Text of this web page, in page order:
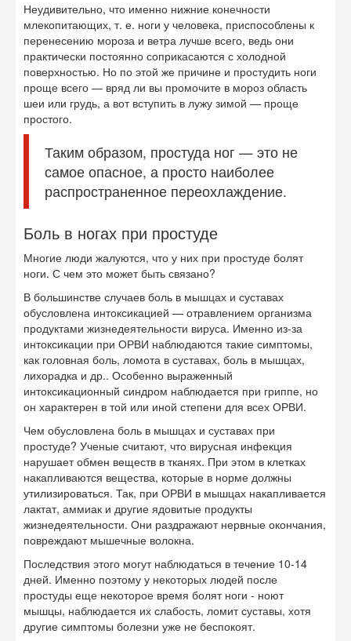
Неудивительно, что именно нижние конечности
млекопитающих, т. е. ноги у человека, приспособлены к
перенесению мороза и ветра лучше всего, ведь они
практически постоянно соприкасаются с холодной
поверхностью. Но по этой же причине и простудить ноги
проще всего — вряд ли вы промочите в мороз область
шеи или грудь, а вот вступить в лужу зимой — проще
простого.
Таким образом, простуда ног — это не
самое опасное, а просто наиболее
распространенное переохлаждение.
Боль в ногах при простуде
Многие люди жалуются, что у них при простуде болят
ноги. С чем это может быть связано?
В большинстве случаев боль в мышцах и суставах
обусловлена интоксикацией — отравлением организма
продуктами жизнедеятельности вируса. Именно из-за
интоксикации при ОРВИ наблюдаются такие симптомы,
как головная боль, ломота в суставах, боль в мышцах,
лихорадка и др.. Особенно выраженный
интоксикационный синдром наблюдается при гриппе, но
он характерен в той или иной степени для всех ОРВИ.
Чем обусловлена боль в мышцах и суставах при
простуде? Ученые считают, что вирусная инфекция
нарушает обмен веществ в тканях. При этом в клетках
накапливаются вещества, которые в норме должны
утилизироваться. Так, при ОРВИ в мышцах накапливается
лактат, аммиак и другие ядовитые продукты
жизнедеятельности. Они раздражают нервные окончания,
повреждают мышечные волокна.
Последствия этого могут наблюдаться в течение 10-14
дней. Именно поэтому у некоторых людей после
простуды еще некоторое время болят ноги - ноют
мышцы, наблюдается их слабость, ломит суставы, хотя
другие симптомы болезни уже не беспокоят.